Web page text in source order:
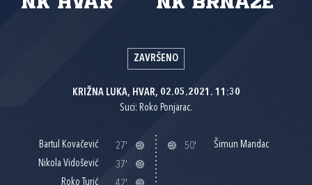
ZAVRŠENO
KRIŽNA LUKA, HVAR, 02.05.2021. 11:30
Suci: Roko Ponjarac.
Bartul Kovačević
27'
Nikola Vidošević
37'
Roko Turić
50' Šimun Mandac